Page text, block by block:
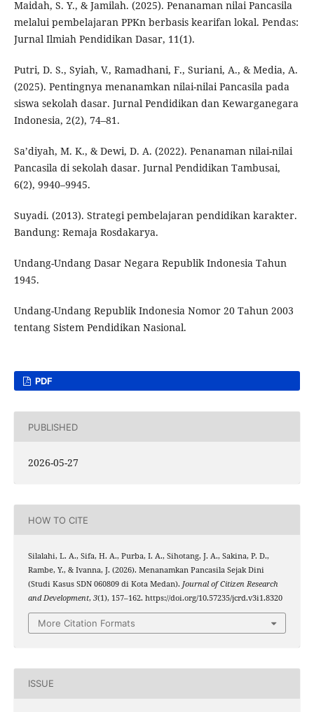
Maidah, S. Y., & Jamilah. (2025). Penanaman nilai Pancasila
melalui pembelajaran PPKn berbasis kearifan lokal. Pendas:
Jurnal Ilmiah Pendidikan Dasar, 11(1).
Putri, D. S., Syiah, V., Ramadhani, F., Suriani, A., & Media, A.
(2025). Pentingnya menanamkan nilai-nilai Pancasila pada
siswa sekolah dasar. Jurnal Pendidikan dan Kewarganegara
Indonesia, 2(2), 74–81.
Sa’diyah, M. K., & Dewi, D. A. (2022). Penanaman nilai-nilai
Pancasila di sekolah dasar. Jurnal Pendidikan Tambusai,
6(2), 9940–9945.
Suyadi. (2013). Strategi pembelajaran pendidikan karakter.
Bandung: Remaja Rosdakarya.
Undang-Undang Dasar Negara Republik Indonesia Tahun
1945.
Undang-Undang Republik Indonesia Nomor 20 Tahun 2003
tentang Sistem Pendidikan Nasional.
PDF
PUBLISHED
2026-05-27
HOW TO CITE
Silalahi, L. A., Sifa, H. A., Purba, I. A., Sihotang, J. A., Sakina, P. D.,
Rambe, Y., & Ivanna, J. (2026). Menanamkan Pancasila Sejak Dini
(Studi Kasus SDN 060809 di Kota Medan). Journal of Citizen Research
and Development, 3(1), 157–162. https://doi.org/10.57235/jcrd.v3i1.8320
More Citation Formats
ISSUE